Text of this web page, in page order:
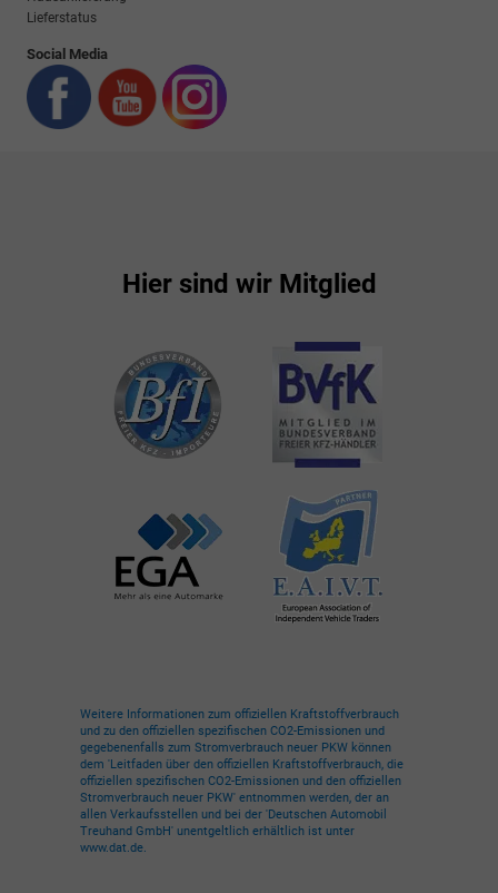
Lieferstatus
Social Media
Hier sind wir Mitglied
Weitere Informationen zum offiziellen Kraftstoffverbrauch
und zu den offiziellen spezifischen CO2-Emissionen und
gegebenenfalls zum Stromverbrauch neuer PKW können
dem 'Leitfaden über den offiziellen Kraftstoffverbrauch, die
offiziellen spezifischen CO2-Emissionen und den offiziellen
Stromverbrauch neuer PKW' entnommen werden, der an
allen Verkaufsstellen und bei der 'Deutschen Automobil
Treuhand GmbH' unentgeltlich erhältlich ist unter
www.dat.de.